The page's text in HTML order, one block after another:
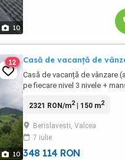
10
10
12 Casă de vacanță de
Casă de vacanță de vânzare
pe fiecare nivel 3 nivele +
mansardă: parterul este un
electrica și sanitară; et 1 este
camere de locuit, un hol mare
un balcon. Et 2 ...
2321 RON/m2| 150 m2
Berislavesti, Valcea
7 iulie
348 114 RON